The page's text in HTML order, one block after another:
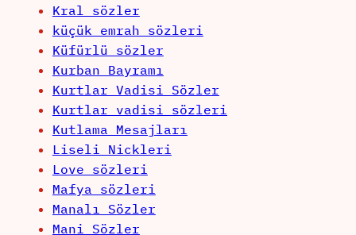
Kral sözler
küçük emrah sözleri
Küfürlü sözler
Kurban Bayramı
Kurtlar Vadisi Sözler
Kurtlar vadisi sözleri
Kutlama Mesajları
Liseli Nickleri
Love sözleri
Mafya sözleri
Manalı Sözler
Mani Sözler